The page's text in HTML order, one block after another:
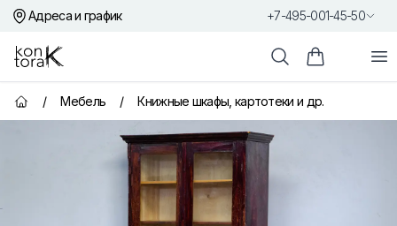
Адреса и график +7-495-001-45-50
Контора К
ПоискКорзина
Главная страница
/ Мебель / Книжные шкафы, картотеки и др.